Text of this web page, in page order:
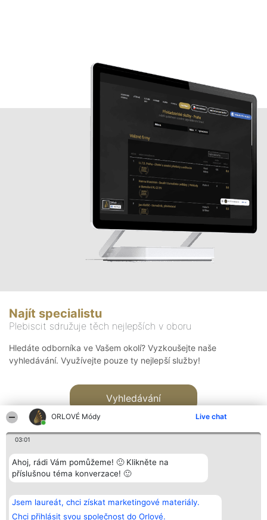
ORLOVÉ Módy Live chat
03:01
Ahoj, rádi Vám pomůžeme! 🙂 Klikněte na
příslušnou téma konverzace! 🙂
Jsem laureát, chci získat marketingové materiály.
Chci přihlásit svou společnost do Orlové.
Najít specialistu
Plebiscit sdružuje těch nejlepších v oboru
Hledáte odborníka ve Vašem okolí? Vyzkoušejte naše
vyhledávání. Využívejte pouze ty nejlepší služby!
Vyhledávání
Bright Side Solutions sp. z o.
o. sp. k.
ul. Ruska 22
Vítězové
Seznam všech
laureátů
Kontakt